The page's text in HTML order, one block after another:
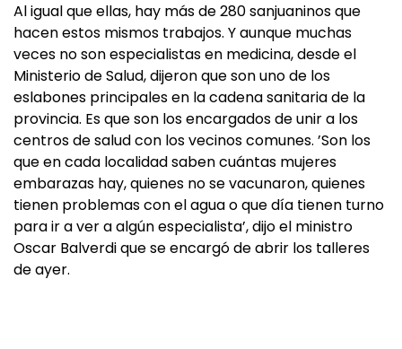
Al igual que ellas, hay más de 280 sanjuaninos que
hacen estos mismos trabajos. Y aunque muchas
veces no son especialistas en medicina, desde el
Ministerio de Salud, dijeron que son uno de los
eslabones principales en la cadena sanitaria de la
provincia. Es que son los encargados de unir a los
centros de salud con los vecinos comunes. ’Son los
que en cada localidad saben cuántas mujeres
embarazas hay, quienes no se vacunaron, quienes
tienen problemas con el agua o que día tienen turno
para ir a ver a algún especialista’, dijo el ministro
Oscar Balverdi que se encargó de abrir los talleres
de ayer.